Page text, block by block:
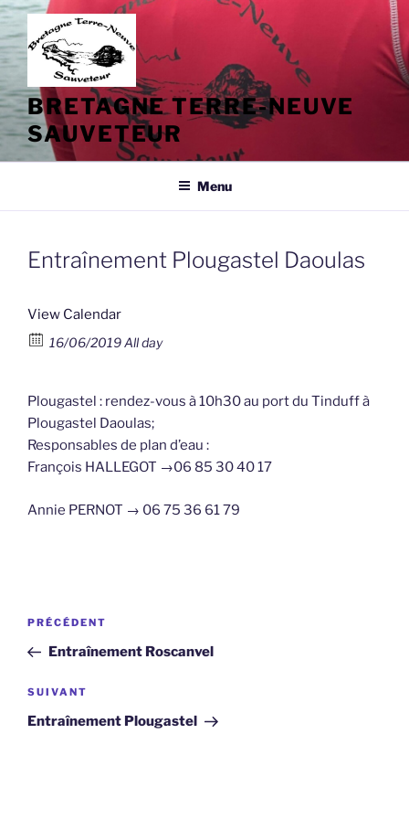
Aller
au
contenu
principal
BRETAGNE TERRE-NEUVE
SAUVETEUR
Menu
Entraînement Plougastel Daoulas
View Calendar
16/06/2019 All day
Plougastel : rendez-vous à 10h30 au port du Tinduff à
Plougastel Daoulas;
Responsables de plan d’eau :
François HALLEGOT →06 85 30 40 17
Annie PERNOT → 06 75 36 61 79
Navigation
l’article
Article
précédent
PRÉCÉDENT
Entraînement Roscanvel
Article
suivant
SUIVANT
Entraînement Plougastel